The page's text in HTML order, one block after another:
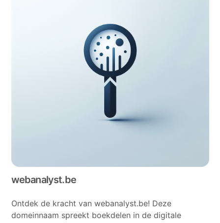
webanalyst.be
Ontdek de kracht van webanalyst.be! Deze
domeinnaam spreekt boekdelen in de digitale